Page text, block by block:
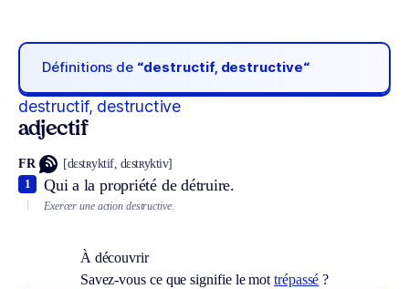
Définitions de “destructif, destructive“
destructif, destructive
adjectif
FR [dɛstʀyktif, dɛstʀyktiv]
Qui a la propriété de détruire.
1
Exercer une action destructive.
À découvrir
Savez-vous ce que signifie le mottrépassé ?